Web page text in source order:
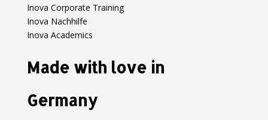
Inova Corporate Training
Inova Nachhilfe
Inova Academics
Made with love in
Germany